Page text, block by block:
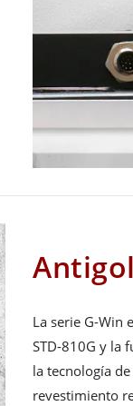
La serie G-Win
STD-810G y la
la tecnología
revestimiento